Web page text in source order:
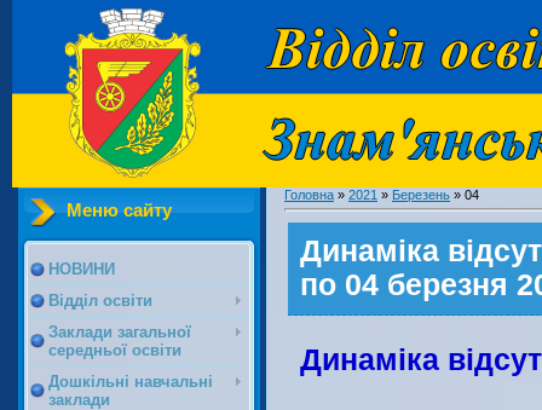
Меню сайту
НОВИНИ
Відділ освіти
Заклади загальної
середньої освіти
Дошкільні навчальні
заклади
Головна » 2021 » Березень » 04
Динаміка
по 04 березня
Динаміка